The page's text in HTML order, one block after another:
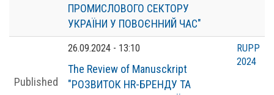
ПРОМИСЛОВОГО СЕКТОРУ
УКРАЇНИ У ПОВОЄННИЙ ЧАС"
Published
26.09.2024 - 13:10
The Review of Manusckript
"РОЗВИТОК HR-БРЕНДУ ТА
RUPP
2024